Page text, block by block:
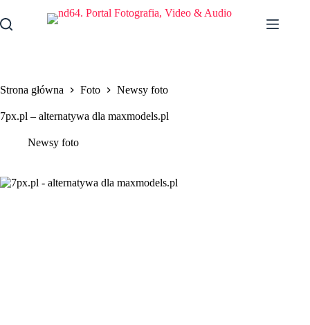
do
treści
Strona główna Foto Newsy foto
7px.pl – alternatywa dla maxmodels.pl
Newsy foto